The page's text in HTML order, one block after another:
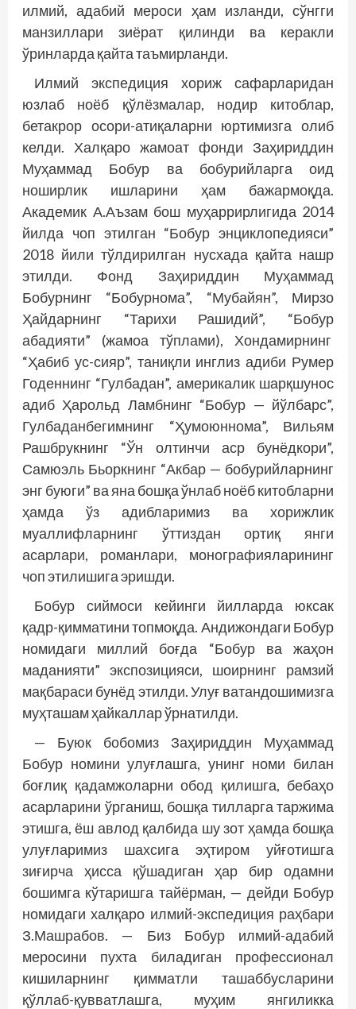
илмий, адабий мероси ҳам изланди, сўнгги
манзиллари зиёрат қилинди ва керакли
ўринларда қайта таъмирланди.
Илмий экспедиция хориж сафарларидан
юзлаб ноёб қўлёзмалар, нодир китоблар,
бетакрор осори-атиқаларни юртимизга олиб
келди. Халқаро жамоат фонди Заҳириддин
Муҳаммад Бобур ва бобурийларга оид
ноширлик ишларини ҳам бажармоқда.
Академик А.Аъзам бош муҳаррирлигида 2014
йилда чоп этилган “Бобур энциклопедияси”
2018 йили тўлдирилган нусхада қайта нашр
этилди. Фонд Заҳириддин Муҳаммад
Бобурнинг “Бобурнома”, “Мубайян”, Мирзо
Ҳайдарнинг “Тарихи Рашидий”, “Бобур
абадияти” (жамоа тўплами), Хондамирнинг
“Ҳабиб ус-сияр”, таниқли инглиз адиби Румер
Годеннинг “Гулбадан”, америкалик шарқшунос
адиб Ҳарольд Ламбнинг “Бобур — йўлбарс”,
Гулбаданбегимнинг “Ҳумоюннома”, Вильям
Рашбрукнинг “Ўн олтинчи аср бунёдкори”,
Самюэль Бьоркнинг “Акбар — бобурийларнинг
энг буюги” ва яна бош­­қа ўнлаб ноёб китобларни
ҳамда ўз адибларимиз ва хорижлик
муаллифларнинг ўттиздан ортиқ янги
асарлари, романлари, монографияларининг
чоп этилишига эришди.
Бобур сиймоси кейинги йилларда юксак
қадр-қимматини топмоқда. Андижондаги Бобур
номидаги миллий боғда “Бобур ва жаҳон
маданияти” экспозицияси, шоирнинг рамзий
мақбараси бунёд этилди. Улуғ ватандошимизга
муҳташам ҳайкаллар ўрнатилди.
— Буюк бобомиз Заҳириддин Муҳаммад
Бобур номини улуғлашга, унинг номи билан
боғлиқ қадамжоларни обод қилишга, бебаҳо
асарларини ўрганиш, бошқа тилларга таржима
этишга, ёш авлод қалбида шу зот ҳамда бошқа
улуғларимиз шахсига эҳтиром уйғотишга
зиғирча ҳисса қўшадиган ҳар бир одамни
бошимга кўтаришга тайёрман, — дейди Бобур
номидаги халқаро илмий-экспедиция раҳбари
З.Машрабов. — Биз Бобур илмий-адабий
меросини пухта биладиган профессионал
кишиларнинг қимматли ташаббусларини
қўллаб-қувватлашга, муҳим янгиликка